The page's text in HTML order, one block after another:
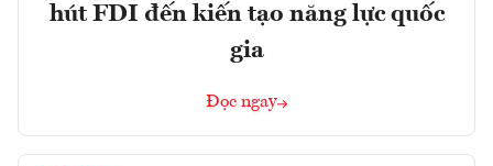
hút FDI đến kiến tạo năng lực quốc
gia
Đọc ngay